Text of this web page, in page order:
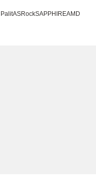
PalitASRockSAPPHIREAMD